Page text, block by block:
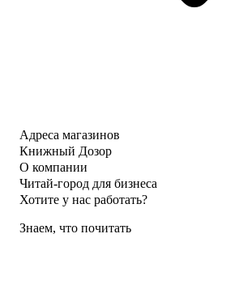
Адреса магазинов
Книжный Дозор
О компании
Читай-город для бизнеса
Хотите у нас работать?
Знаем, что почитать